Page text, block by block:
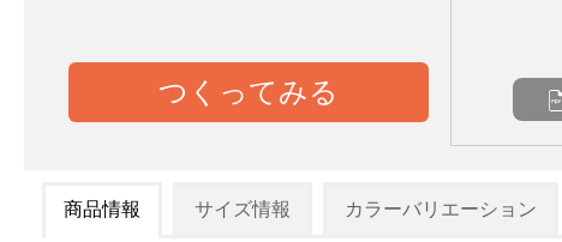
つくってみる
商品情報 サイズ情報 カラーバリエーション